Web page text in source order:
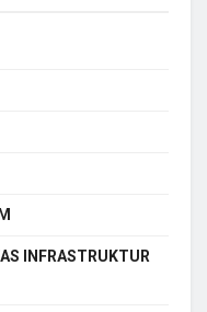
INFRASTRUKTUR